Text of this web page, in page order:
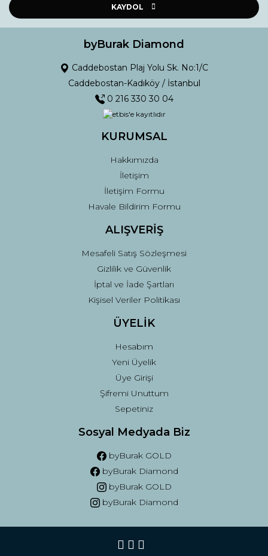
Ürün açıklamasında eksik bilgiler bulunuyor.
Ürün fiyatı diğer sitelerden daha pahalı.
Gönder
KAYDOL
byBurak Diamond
Caddebostan Plaj Yolu Sk. No:1/C
Caddebostan-Kadıköy / İstanbul
0 216 330 30 04
KURUMSAL
Hakkımızda
İletişim
İletişim Formu
Havale Bildirim Formu
ALIŞVERİŞ
Mesafeli Satış Sözleşmesi
Gizlilik ve Güvenlik
İptal ve İade Şartları
Kişisel Veriler Politikası
ÜYELİK
Hesabım
Yeni Üyelik
Üye Girişi
Şifremi Unuttum
Sepetiniz
Sosyal Medyada Biz
byBurak GOLD
byBurak Diamond
byBurak GOLD
byBurak Diamond